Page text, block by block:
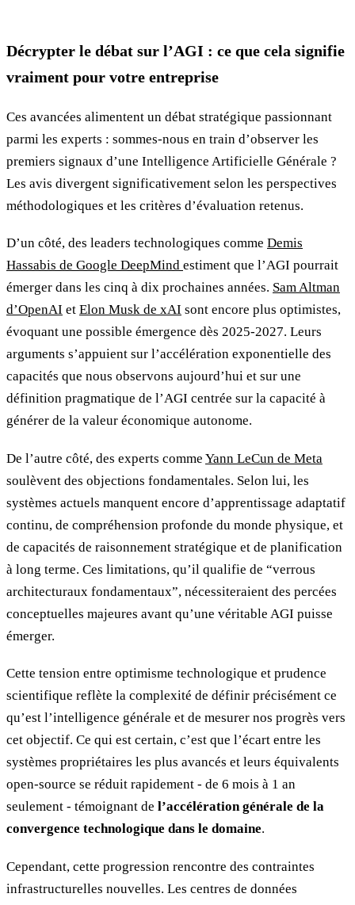
Décrypter le débat sur l’AGI : ce que cela signifie
vraiment pour votre entreprise
Ces avancées alimentent un débat stratégique passionnant
parmi les experts : sommes-nous en train d’observer les
premiers signaux d’une Intelligence Artificielle Générale ?
Les avis divergent significativement selon les perspectives
méthodologiques et les critères d’évaluation retenus.
D’un côté, des leaders technologiques comme Demis
Hassabis de Google DeepMind estiment que l’AGI pourrait
émerger dans les cinq à dix prochaines années. Sam Altman
d’OpenAI et Elon Musk de xAI sont encore plus optimistes,
évoquant une possible émergence dès 2025-2027. Leurs
arguments s’appuient sur l’accélération exponentielle des
capacités que nous observons aujourd’hui et sur une
définition pragmatique de l’AGI centrée sur la capacité à
générer de la valeur économique autonome.
De l’autre côté, des experts comme Yann LeCun de Meta
soulèvent des objections fondamentales. Selon lui, les
systèmes actuels manquent encore d’apprentissage adaptatif
continu, de compréhension profonde du monde physique, et
de capacités de raisonnement stratégique et de planification
à long terme. Ces limitations, qu’il qualifie de “verrous
architecturaux fondamentaux”, nécessiteraient des percées
conceptuelles majeures avant qu’une véritable AGI puisse
émerger.
Cette tension entre optimisme technologique et prudence
scientifique reflète la complexité de définir précisément ce
qu’est l’intelligence générale et de mesurer nos progrès vers
cet objectif. Ce qui est certain, c’est que l’écart entre les
systèmes propriétaires les plus avancés et leurs équivalents
open-source se réduit rapidement - de 6 mois à 1 an
seulement - témoignant de l’accélération générale de la
convergence technologique dans le domaine.
Cependant, cette progression rencontre des contraintes
infrastructurelles nouvelles. Les centres de données